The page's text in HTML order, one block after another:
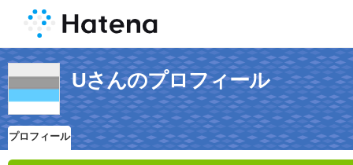
Uさんのプロフィール
プロフィール